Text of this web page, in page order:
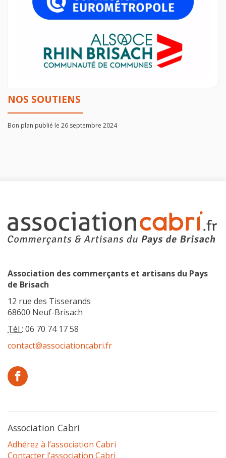
NOS SOUTIENS
Bon plan publié le 26 septembre 2024
Association des commerçants et artisans du Pays
de Brisach
12 rue des Tisserands
68600 Neuf-Brisach
Tél : 06 70 74 17 58
contact@associationcabri.fr
Association Cabri
Adhérez à l’association Cabri
Contacter l’association Cabri